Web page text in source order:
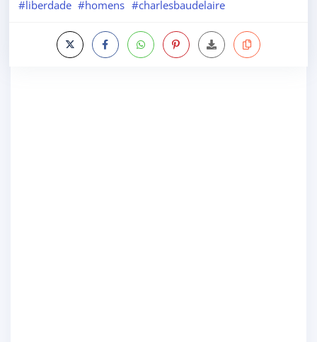
#liberdade #homens #charlesbaudelaire